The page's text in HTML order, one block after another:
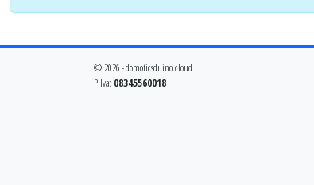
© 2026 - domoticsduino.cloud
P.Iva: 08345560018